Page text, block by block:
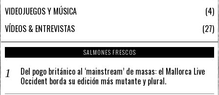
VIDEOJUEGOS Y MÚSICA
4
VÍDEOS & ENTREVISTAS
27
SALMONES FRESCOS
Del pogo británico al ‘mainstream’ de masas: el Mallorca Live
Occident borda su edición más mutante y plural.